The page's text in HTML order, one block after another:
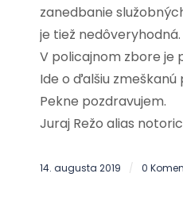
zanedbanie
je tiež nedôveryhodná.
V policajnom zbore je
Ide o ďalšiu
Pekne pozdravujem.
Juraj Režo alias
14. augusta 2019 / 0